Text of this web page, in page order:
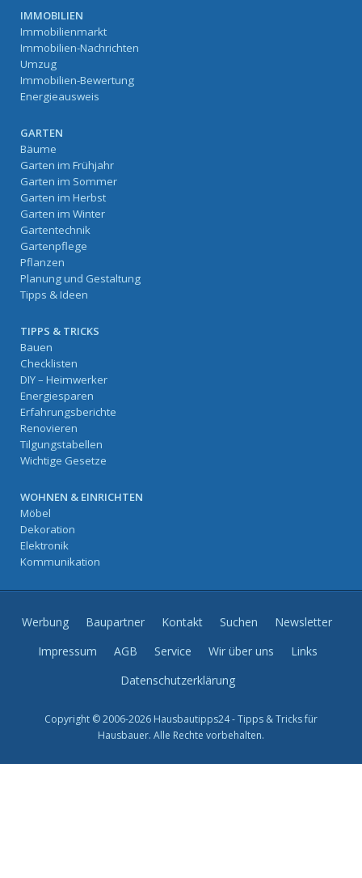
IMMOBILIEN
Immobilienmarkt
Immobilien-Nachrichten
Umzug
Immobilien-Bewertung
Energieausweis
GARTEN
Bäume
Garten im Frühjahr
Garten im Sommer
Garten im Herbst
Garten im Winter
Gartentechnik
Gartenpflege
Pflanzen
Planung und Gestaltung
Tipps & Ideen
TIPPS & TRICKS
Bauen
Checklisten
DIY – Heimwerker
Energiesparen
Erfahrungsberichte
Renovieren
Tilgungstabellen
Wichtige Gesetze
WOHNEN & EINRICHTEN
Möbel
Dekoration
Elektronik
Kommunikation
Werbung Baupartner Kontakt Suchen
Newsletter
Impressum
AGB Service Wir über uns
Links
Datenschutzerklärung
Copyright © 2006-2026 Hausbautipps24 - Tipps & Tricks für
Hausbauer. Alle Rechte vorbehalten.